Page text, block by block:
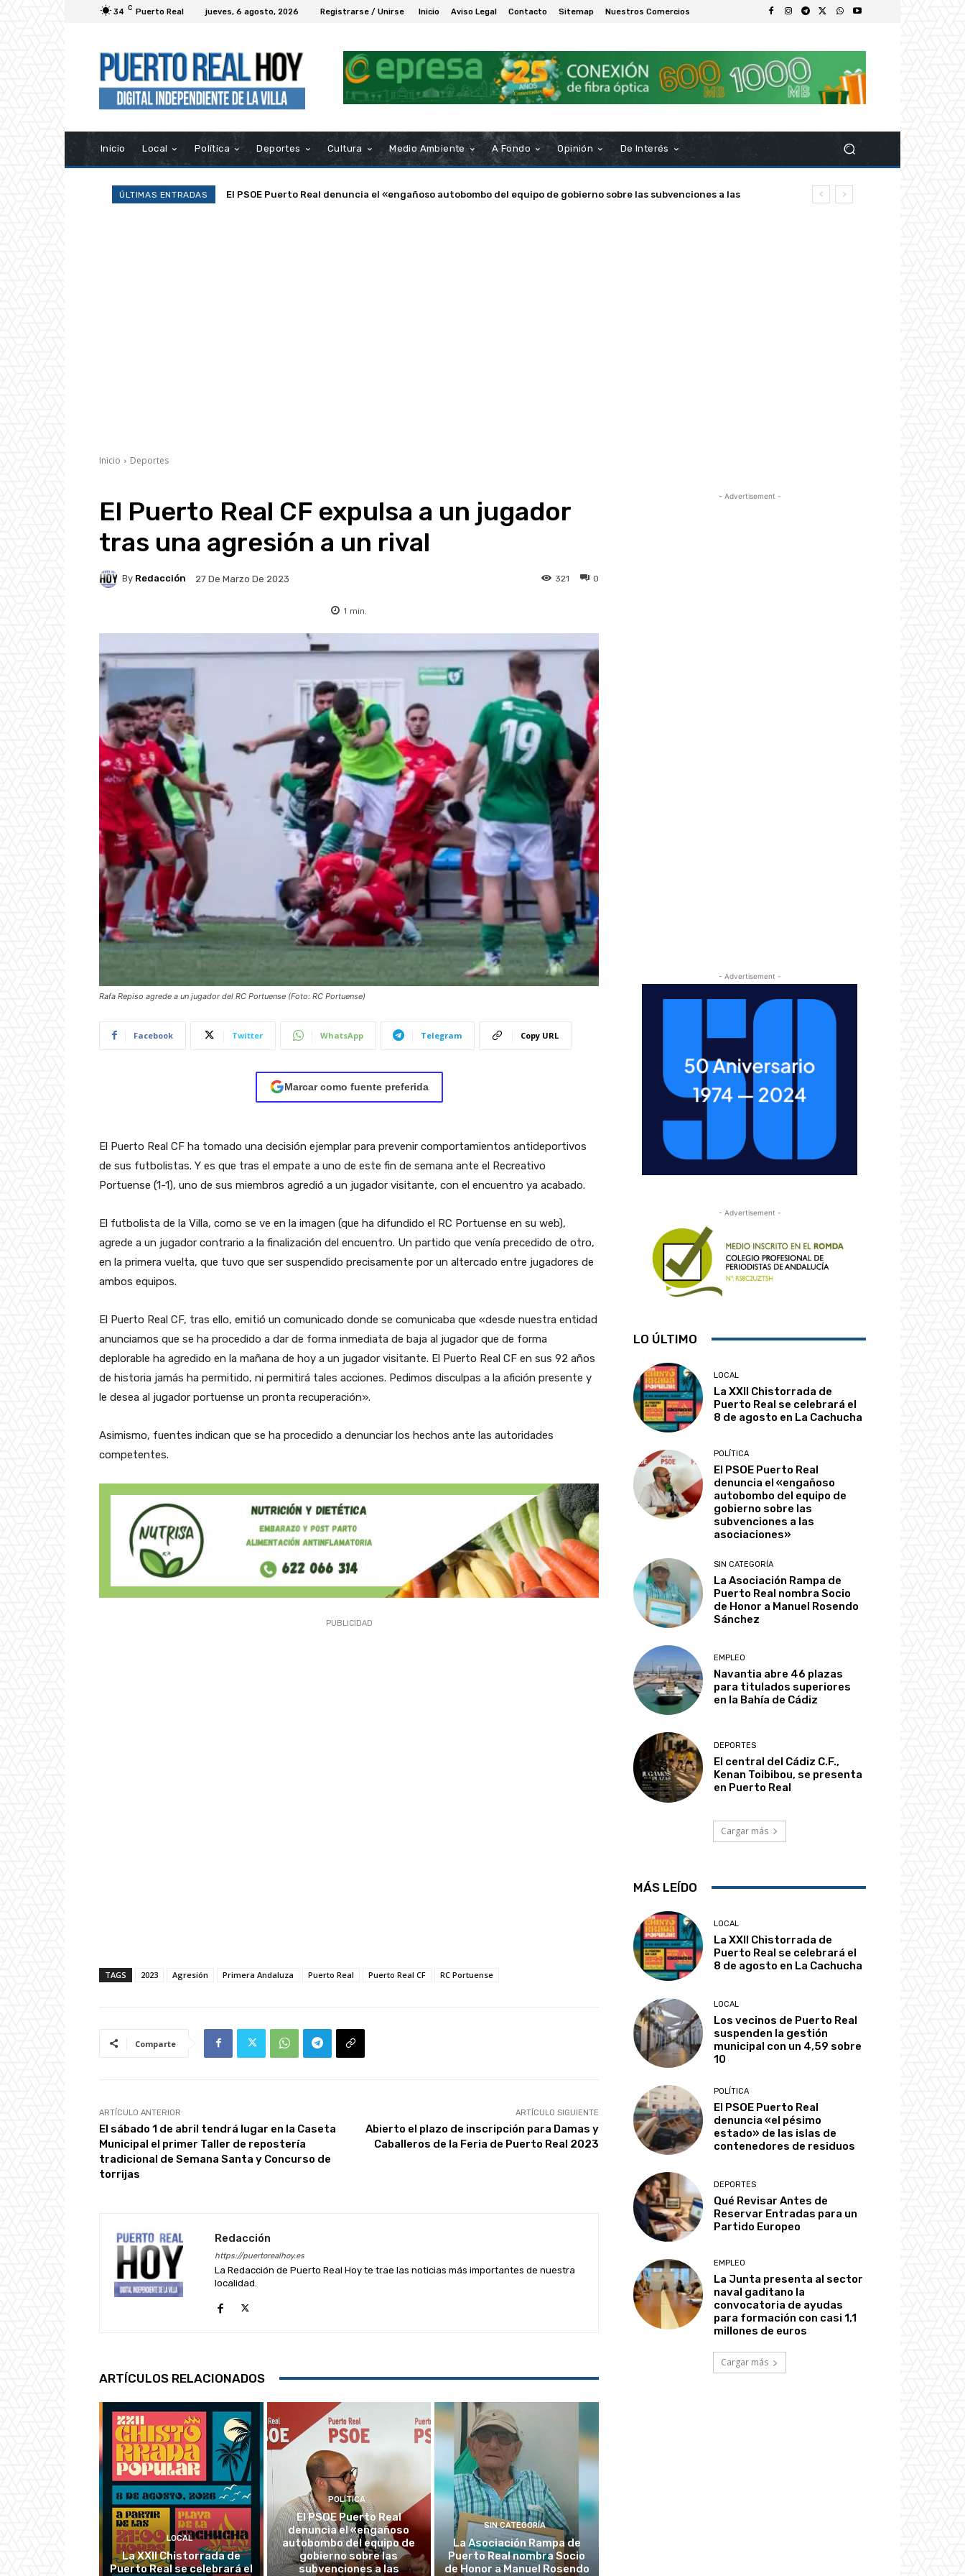
34 C Puerto Real jueves, 6 agosto, 2026 Registrarse / Unirse Inicio Aviso Legal Contacto Sitemap Nuestros Comercios
Inicio Local Política Deportes Cultura Medio Ambiente A Fondo Opinión De Interés
ÚLTIMAS ENTRADAS
El PSOE Puerto Real denuncia el «engañoso autobombo del equipo de gobierno sobre las subvenciones a las
La Asociación Rampa de Puerto Real nombra Socio de Honor a Manuel Rosendo Sánchez
Inicio Deportes
El Puerto Real CF expulsa a un jugador
tras una agresión a un rival
By Redacción 27 De Marzo De 2023 0
321
1 min.
Rafa Repiso agrede a un jugador del RC Portuense (Foto: RC Portuense)
Facebook Twitter WhatsApp Telegram Copy URL
Marcar como fuente preferida
El Puerto Real CF ha tomado una decisión ejemplar para prevenir comportamientos antideportivos
de sus futbolistas. Y es que tras el empate a uno de este fin de semana ante el Recreativo
Portuense (1-1), uno de sus miembros agredió a un jugador visitante, con el encuentro ya acabado.
El futbolista de la Villa, como se ve en la imagen (que ha difundido el RC Portuense en su web),
agrede a un jugador contrario a la finalización del encuentro. Un partido que venía precedido de otro,
en la primera vuelta, que tuvo que ser suspendido precisamente por un altercado entre jugadores de
ambos equipos.
El Puerto Real CF, tras ello, emitió un comunicado donde se comunicaba que «desde nuestra entidad
anunciamos que se ha procedido a dar de forma inmediata de baja al jugador que de forma
deplorable ha agredido en la mañana de hoy a un jugador visitante. El Puerto Real CF en sus 92 años
de historia jamás ha permitido, ni permitirá tales acciones. Pedimos disculpas a la afición presente y
le desea al jugador portuense un pronta recuperación».
Asimismo, fuentes indican que se ha procedido a denunciar los hechos ante las autoridades
competentes.
PUBLICIDAD
TAGS 2023 Agresión Primera Andaluza Puerto Real Puerto Real CF RC Portuense
Comparte
ARTÍCULO ANTERIOR
El sábado 1 de abril tendrá lugar en la Caseta
Municipal el primer Taller de repostería
tradicional de Semana Santa y Concurso de
torrijas
ARTÍCULO SIGUIENTE
Abierto el plazo de inscripción para Damas y
Caballeros de la Feria de Puerto Real 2023
Redacción
https://puertorealhoy.es
La Redacción de Puerto Real Hoy te trae las noticias más importantes de nuestra
localidad.
ARTÍCULOS RELACIONADOS
LOCAL
La XXII Chistorrada de
Puerto Real se celebrará el
POLÍTICA
El PSOE Puerto Real
denuncia el «engañoso
autobombo del equipo de
gobierno sobre las
subvenciones a las
SIN CATEGORÍA
La Asociación Rampa de
Puerto Real nombra Socio
de Honor a Manuel Rosendo
- Advertisement -
- Advertisement -
- Advertisement -
LO ÚLTIMO
LOCAL
La XXII Chistorrada de
Puerto Real se celebrará el
8 de agosto en La Cachucha
POLÍTICA
El PSOE Puerto Real
denuncia el «engañoso
autobombo del equipo de
gobierno sobre las
subvenciones a las
asociaciones»
SIN CATEGORÍA
La Asociación Rampa de
Puerto Real nombra Socio
de Honor a Manuel Rosendo
Sánchez
EMPLEO
Navantia abre 46 plazas
para titulados superiores
en la Bahía de Cádiz
DEPORTES
El central del Cádiz C.F.,
Kenan Toibibou, se presenta
en Puerto Real
Cargar más
MÁS LEÍDO
LOCAL
La XXII Chistorrada de
Puerto Real se celebrará el
8 de agosto en La Cachucha
LOCAL
Los vecinos de Puerto Real
suspenden la gestión
municipal con un 4,59 sobre
10
POLÍTICA
El PSOE Puerto Real
denuncia «el pésimo
estado» de las islas de
contenedores de residuos
DEPORTES
Qué Revisar Antes de
Reservar Entradas para un
Partido Europeo
EMPLEO
La Junta presenta al sector
naval gaditano la
convocatoria de ayudas
para formación con casi 1,1
millones de euros
Cargar más